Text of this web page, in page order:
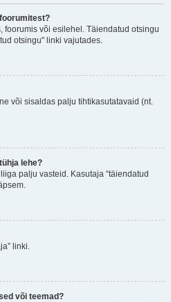
foorumis või esilehel. Täiendatud otsingu
otsingu" linki vajutades.
või sisaldas palju tihtikasutatavaid (nt.
lehe?
palju vasteid. Kasutaja “täiendatud
linki.
või teemad?